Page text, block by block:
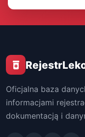
Oficjalna baza
informacjami
dokumentacją i